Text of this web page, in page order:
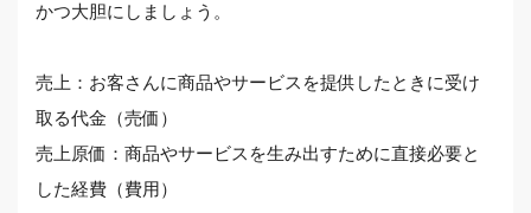
かつ大胆にしましょう。
売上：お客さんに商品やサービスを提供したときに受け
取る代金（売価）
売上原価：商品やサービスを生み出すために直接必要と
した経費（費用）